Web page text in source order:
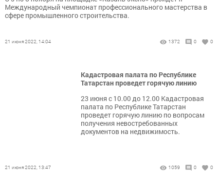
Международный чемпионат профессионального мастерства в
сфере промышленного строительства.
21 июня 2022, 14:04 1372 0 0
Кадастровая палата по Республике
Татарстан проведет горячую линию
23 июня с 10.00 до 12.00 Кадастровая
палата по Республике Татарстан
проведет горячую линию по вопросам
получения невостребованных
документов на недвижимость.
21 июня 2022, 13:47 1059 0 0